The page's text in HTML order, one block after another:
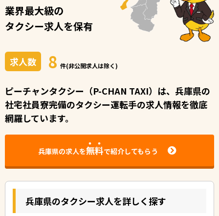
業界最大級の
タクシー求人を保有
求人数 8 件(非公開求人は除く)
ピーチャンタクシー（P-CHAN TAXI）は、兵庫県の
社宅社員寮完備のタクシー運転⼿の求⼈情報を徹底
網羅しています。
兵庫県の求人を無料で紹介してもらう
兵庫県のタクシー求人を詳しく探す